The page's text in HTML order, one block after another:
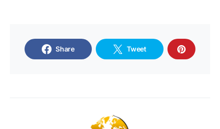
Share Tweet